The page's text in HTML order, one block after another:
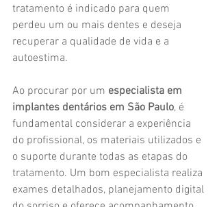
tratamento é indicado para quem
perdeu um ou mais dentes e deseja
recuperar a qualidade de vida e a
autoestima.
Ao procurar por um especialista em
implantes dentários em São Paulo, é
fundamental considerar a experiência
do profissional, os materiais utilizados e
o suporte durante todas as etapas do
tratamento. Um bom especialista realiza
exames detalhados, planejamento digital